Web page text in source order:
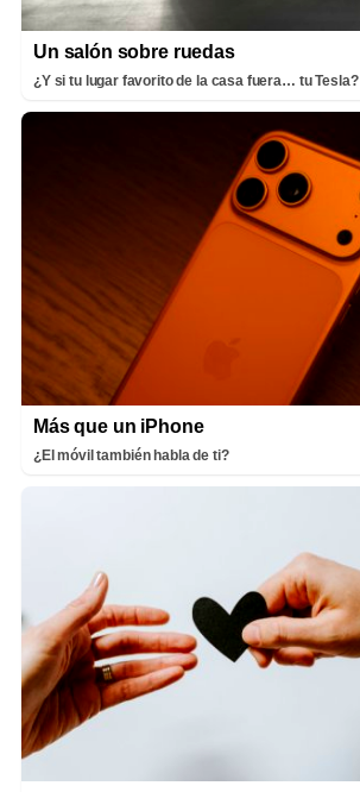
Un salón sobre ruedas
¿Y si tu lugar favorito de la casa fuera… tu Tesla?
Más que un iPhone
¿El móvil también habla de ti?